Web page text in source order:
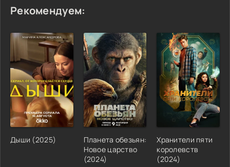
Рекомендуем:
Дыши (2025)
Планета обезьян:
Новое царство
(2024)
Хранители пяти
королевств
(2024)